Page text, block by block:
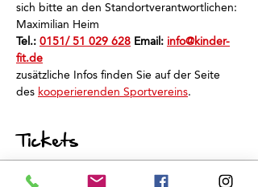
sich bitte an den Standortverantwortlichen:
Maximilian Heim
Tel.: 0151/ 51 029 628 Email: info@kinder-
fit.de
zusätzliche Infos finden Sie auf der Seite
des kooperierenden Sportvereins.
Tickets